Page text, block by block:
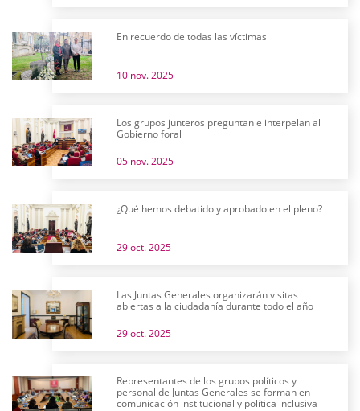
En recuerdo de todas las víctimas
10 nov. 2025
Los grupos junteros preguntan e interpelan al
Gobierno foral
05 nov. 2025
¿Qué hemos debatido y aprobado en el pleno?
29 oct. 2025
Las Juntas Generales organizarán visitas
abiertas a la ciudadanía durante todo el año
29 oct. 2025
Representantes de los grupos políticos y
personal de Juntas Generales se forman en
comunicación institucional y política inclusiva